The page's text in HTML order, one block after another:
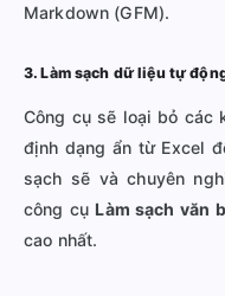
Markdown (GFM).
3. Làm sạch dữ liệu tự
Công cụ sẽ loại bỏ các
định dạng ẩn từ Excel
sạch sẽ và chuyên
công cụ Làm sạch văn
cao nhất.